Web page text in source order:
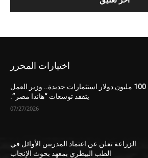
اختيارات المحرر
100 مليون دولار استثمارات جديدة.. وزير العمل
يتفقد توسعات “هاندا مصر”.
07/27/2026
الزراعة تعلن عن اعتماد المدربين الأوائل في
الطب البيطري بمعهد بحوث الإنجاب